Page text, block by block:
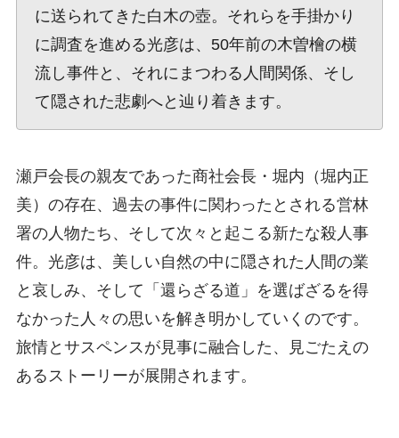
に送られてきた白木の壺。それらを手掛かり
に調査を進める光彦は、50年前の木曽檜の横
流し事件と、それにまつわる人間関係、そし
て隠された悲劇へと辿り着きます。
瀬戸会長の親友であった商社会長・堀内（堀内正
美）の存在、過去の事件に関わったとされる営林
署の人物たち、そして次々と起こる新たな殺人事
件。光彦は、美しい自然の中に隠された人間の業
と哀しみ、そして「還らざる道」を選ばざるを得
なかった人々の思いを解き明かしていくのです。
旅情とサスペンスが見事に融合した、見ごたえの
あるストーリーが展開されます。